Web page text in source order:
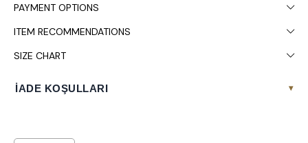
PAYMENT OPTIONS
ITEM RECOMMENDATIONS
SIZE CHART
İADE KOŞULLARI ▾